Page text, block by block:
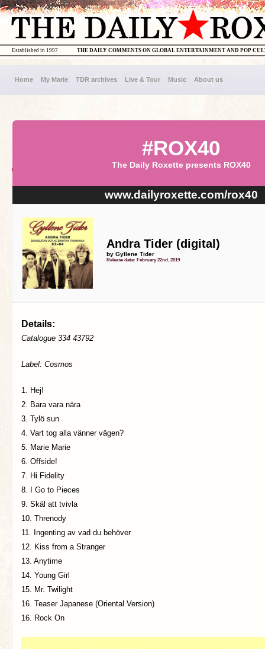
THE DAILY COMMENTS ON GLOBAL ENTERTAINMENT AND POP
Established in 1997
Home My Marie TDR archives Live & Tour Music About us
#ROX40
The Daily Roxette presents ROX40
www.dailyroxette.com/rox40
Andra Tider (digital)
by Gyllene Tider
Release date: February 22nd, 2019
Details:
Catalogue 334 43792
Label: Cosmos
1. Hej!
2. Bara vara nära
3. Tylö sun
4. Vart tog alla vänner vägen?
5. Marie Marie
6. Offside!
7. Hi Fidelity
8. I Go to Pieces
9. Skäl att tvivla
10. Threnody
11. Ingenting av vad du behöver
12. Kiss from a Stranger
13. Anytime
14. Young Girl
15. Mr. Twilight
16. Teaser Japanese (Oriental Version)
16. Rock On